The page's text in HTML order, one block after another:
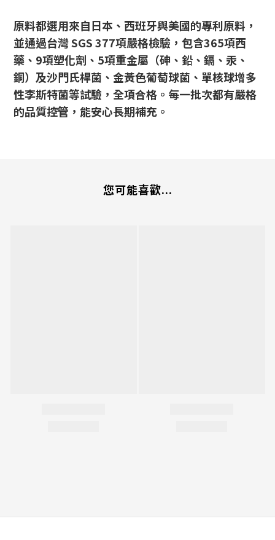
原料都選用來自日本、西班牙與美國的專利原料，
並通過台灣 SGS 377項嚴格檢驗，包含365項西
藥、9項塑化劑、5項重金屬（砷、鉛、鎘、汞、
銅）及沙門氏桿菌、金黃色葡萄球菌、單核球增多
性李斯特菌等試驗，全項合格。每一批次都有嚴格
的品質控管，能安心長期補充。
您可能喜歡...